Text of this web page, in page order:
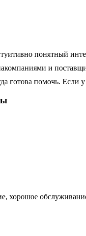
понятный
и
готова помочь. Если
хорошое